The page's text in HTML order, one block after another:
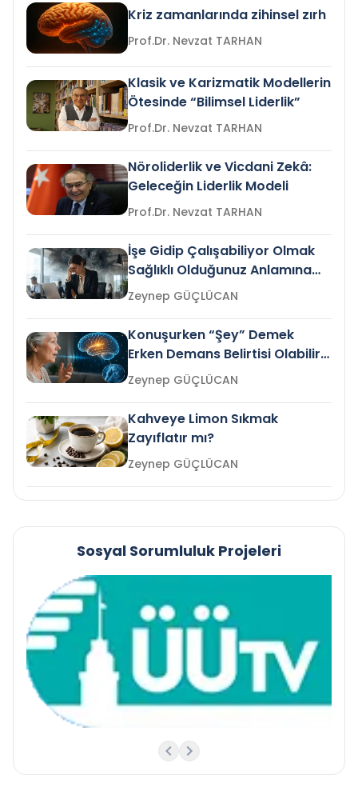
Kriz zamanlarında zihinsel zırh
Prof.Dr. Nevzat TARHAN
Klasik ve Karizmatik Modellerin
Ötesinde “Bilimsel Liderlik”
Prof.Dr. Nevzat TARHAN
Nöroliderlik ve Vicdani Zekâ:
Geleceğin Liderlik Modeli
Prof.Dr. Nevzat TARHAN
İşe Gidip Çalışabiliyor Olmak
Sağlıklı Olduğunuz Anlamına
Gelir mi?Zeynep GÜÇLÜCAN
Konuşurken “Şey” Demek
Erken Demans Belirtisi Olabilir
mi?
Zeynep GÜÇLÜCAN
Kahveye Limon Sıkmak
Zayıflatır mı?
Zeynep GÜÇLÜCAN
Sosyal Sorumluluk Projeleri